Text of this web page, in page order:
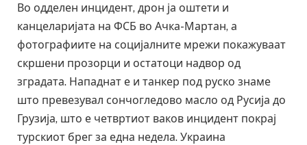
Во одделен инцидент, дрон ја оштети и
канцеларијата на ФСБ во Ачка-Мартан, а
фотографиите на социјалните мрежи покажуваат
скршени прозорци и остатоци надвор од
зградата. Нападнат е и танкер под руско знаме
што превезувал сончогледово масло од Русија до
Грузија, што е четвртиот ваков инцидент покрај
турскиот брег за една недела. Украина